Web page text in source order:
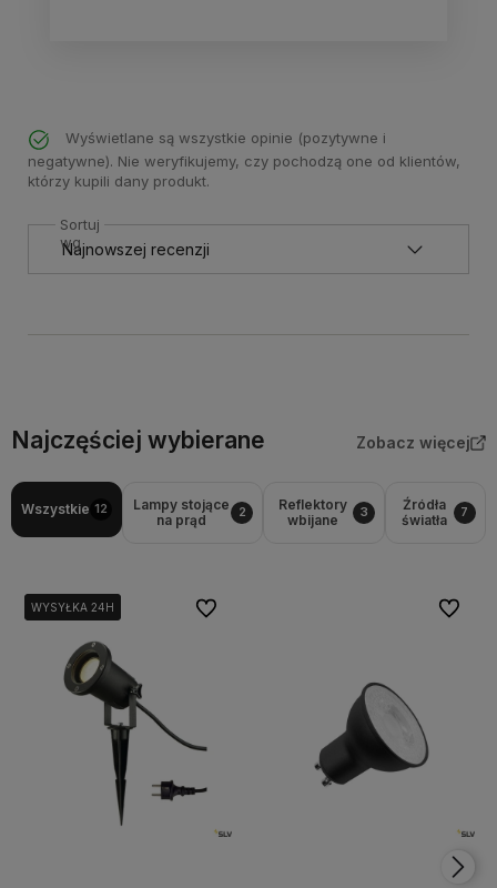
Wyświetlane są wszystkie opinie (pozytywne i
negatywne). Nie weryfikujemy, czy pochodzą one od klientów,
którzy kupili dany produkt.
Sortuj
wg
Najczęściej wybierane Zobacz więcej
Wszystkie 12
Lampy stojące
na prąd
2
Reflektory
wbijane
3
Źródła
światła
7
WYSYŁKA 24H
WYSYŁKA 24H Do ulubionych Do